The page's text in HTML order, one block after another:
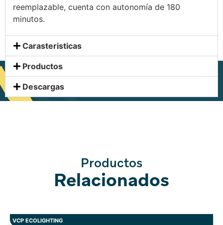
reemplazable, cuenta con autonomía de 180
minutos.
Carasteristicas
Productos
Descargas
Productos
Relacionados
VCP ECOLIGHTING